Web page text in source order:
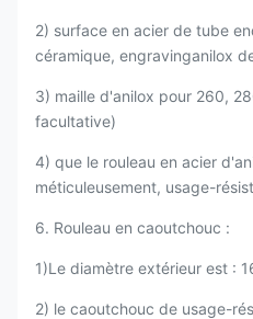
2) surface en acier de tube
céramique, engravinganilox
3) maille d'anilox pour 260,
facultative)
4) que le rouleau en acier
méticuleusement, usage-
6. Rouleau en caoutchouc :
1)Le diamètre extérieur est :
2) le caoutchouc de usage-